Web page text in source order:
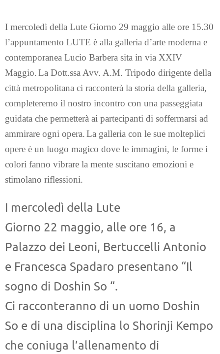
I mercoledì della Lute Giorno 29 maggio alle ore 15.30
l’appuntamento LUTE è alla galleria d’arte moderna e
contemporanea Lucio Barbera sita in via XXIV
Maggio.La Dott.ssa Avv. A.M. Tripodo dirigente della
città metropolitana ci racconterà la storia della galleria,
completeremo il nostro incontro con una passeggiata
guidata che permetterà ai partecipanti di soffermarsi ad
ammirare ogni opera.La galleria con le sue molteplici
opere è un luogo magico dove le immagini, le forme i
colori fanno vibrare la mente suscitano emozioni e
stimolano riflessioni.
I mercoledì della Lute
Giorno 22 maggio, alle ore 16, a
Palazzo dei Leoni, Bertuccelli Antonio
e Francesca Spadaro presentano “Il
sogno di Doshin So “.
Ci racconteranno di un uomo Doshin
So e di una disciplina lo Shorinji Kempo
che coniuga l’allenamento di